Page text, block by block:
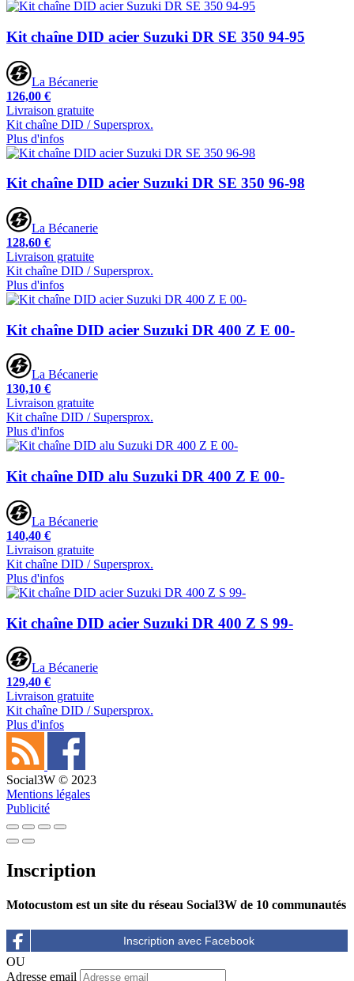
Kit chaîne DID acier Suzuki DR SE 350 94-95
La Bécanerie
126,00 €
Livraison gratuite
Kit chaîne DID / Supersprox.
Plus d'infos
Kit chaîne DID acier Suzuki DR SE 350 96-98
La Bécanerie
128,60 €
Livraison gratuite
Kit chaîne DID / Supersprox.
Plus d'infos
Kit chaîne DID acier Suzuki DR 400 Z E 00-
La Bécanerie
130,10 €
Livraison gratuite
Kit chaîne DID / Supersprox.
Plus d'infos
Kit chaîne DID alu Suzuki DR 400 Z E 00-
La Bécanerie
140,40 €
Livraison gratuite
Kit chaîne DID / Supersprox.
Plus d'infos
Kit chaîne DID acier Suzuki DR 400 Z S 99-
La Bécanerie
129,40 €
Livraison gratuite
Kit chaîne DID / Supersprox.
Plus d'infos
Social3W © 2023
Mentions légales
Publicité
Inscription
Motocustom est un site du réseau Social3W de 10 communautés
OU
Adresse email